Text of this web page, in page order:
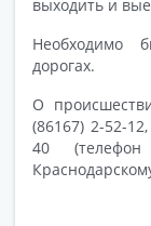
выходить и
Необходимо
дорогах.
О
(86167) 2-52-
40